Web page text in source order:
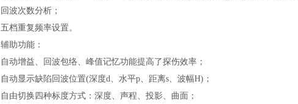
回波次数分析；
五档重复频率设置。
辅助功能：
自动增益、回波包络、峰值记忆功能提高了探伤效率；
自动显示缺陷回波位置(深度d、水平p、距离s、波幅H)；
自由切换四种标度方式：深度、声程、投影、曲面；